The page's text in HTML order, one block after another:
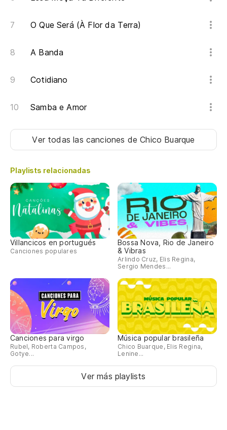
O Que Será (À Flor da Terra)
A Banda
Cotidiano
Samba e Amor
Ver todas las canciones de Chico Buarque
Playlists relacionadas
Villancicos en portugués
Canciones populares
Bossa Nova, Rio de Janeiro
& Vibras
Arlindo Cruz, Elis Regina,
Sergio Mendes...
Canciones para virgo
Rubel, Roberta Campos,
Gotye...
Música popular brasileña
Chico Buarque, Elis Regina,
Lenine...
Ver más playlists